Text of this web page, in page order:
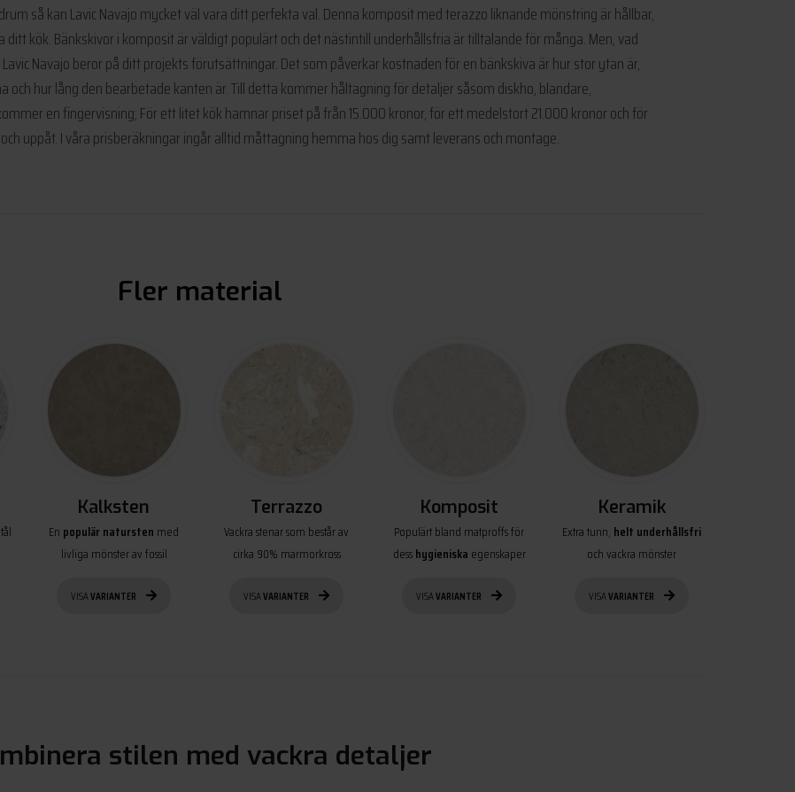
så kan Lavic Navajo mycket väl vara ditt perfekta val. Denna komposit med terazzo liknande mönstring är hållbar,
kök. Bänkskivor i komposit är väldigt populärt och det nästintill underhållsfria är tilltalande för många. Men, vad
Navajo beror på ditt projekts förutsättningar. Det som påverkar kostnaden för en bänkskiva är hur stor ytan är,
och hur lång den bearbetade kanten är. Till detta kommer håltagning för detaljer såsom diskho, blandare,
en fingervisning; För ett litet kök hamnar priset på från 15.000 kronor, för ett medelstort 21.000 kronor och för
uppåt. I våra prisberäkningar ingår alltid måttagning hemma hos dig samt leverans och montage.
Fler material
Kalksten
En populär natursten med
livliga mönster av fossil
VISAVARIANTER
Terrazzo
Vackra stenar som består av
cirka 90% marmorkross
VISAVARIANTER
Komposit
Populärt bland matproffs för
desshygieniska egenskaper
VISAVARIANTER
Keramik
Extra tunn, helt underhållsfri
och vackra mönster
VISAVARIANTER
stilen med vackra detaljer